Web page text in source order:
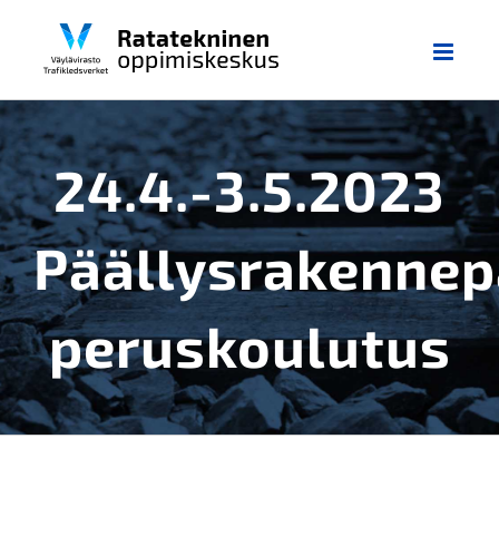
24.4.-3.5.2023
peruskoulutus